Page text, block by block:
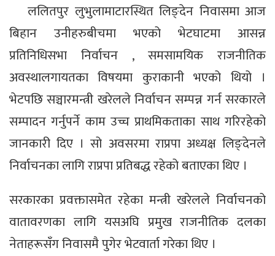
ललितपुर लुभुलामाटारस्थित लिङ्देन निवासमा आज
बिहान उनीहरुबीचमा भएको भेटघाटमा आसन्न
प्रतिनिधिसभा निर्वाचन , समसामयिक राजनीतिक
अवस्थालगायतका विषयमा कुराकानी भएको थियो ।
भेटपछि सञ्चारमन्त्री खरेलले निर्वाचन सम्पन्न गर्न सरकारले
सम्पादन गर्नुपर्ने काम उच्च प्राथमिकताका साथ गरिरहेको
जानकारी दिए । सो अवसरमा राप्रपा अध्यक्ष लिङ्देनले
निर्वाचनका लागि राप्रपा प्रतिबद्ध रहेको बताएका थिए ।
सरकारका प्रवक्तासमेत रहेका मन्त्री खरेलले निर्वाचनको
वातावरणका लागि यसअघि प्रमुख राजनीतिक दलका
नेताहरूसँग निवासमै पुगेर भेटवार्ता गरेका थिए ।